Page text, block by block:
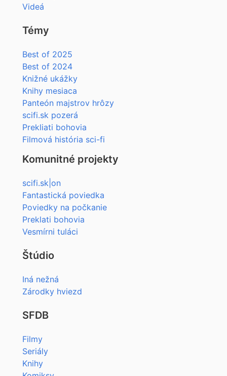
Videá
Témy
Best of 2025
Best of 2024
Knižné ukážky
Knihy mesiaca
Panteón majstrov hrôzy
scifi.sk pozerá
Prekliati bohovia
Filmová história sci-fi
Komunitné projekty
scifi.sk|on
Fantastická poviedka
Poviedky na počkanie
Preklati bohovia
Vesmírni tuláci
Štúdio
Iná nežná
Zárodky hviezd
SFDB
Filmy
Seriály
Knihy